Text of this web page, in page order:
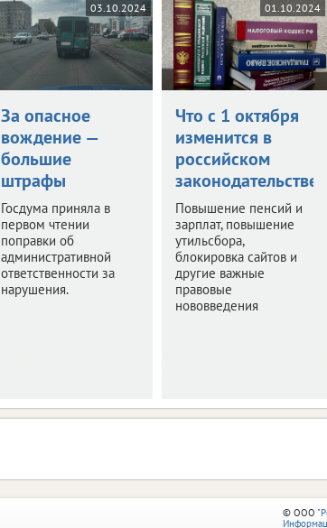
03.10.2024
За опасное
вождение —
большие
штрафы
Госдума приняла в
первом чтении
поправки об
административной
ответственности за
нарушения.
01.10.2024
Что с 1 октября
изменится в
российском
законодательстве
Повышение пенсий и
зарплат, повышение
утильсбора,
блокировка сайтов и
другие важные
правовые
нововведения
© ООО